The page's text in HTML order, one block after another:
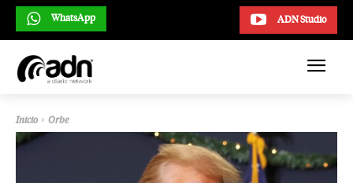
ADN Studio
WhatsApp
Inicio Orbe